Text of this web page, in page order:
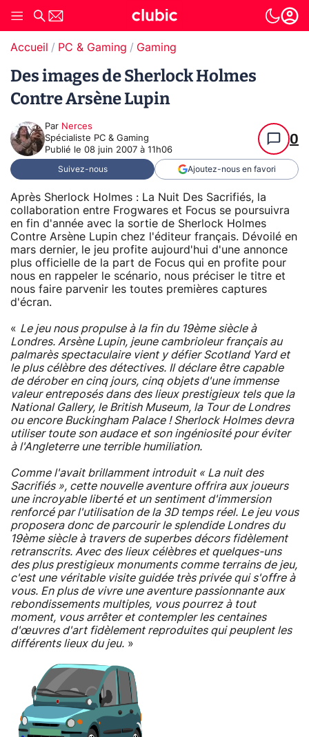
Accueil PC & Gaming Gaming
Des images de Sherlock Holmes
Contre Arsène Lupin
Par Nerces
Spécialiste PC & Gaming
Publié le 08 juin 2007 à 11h06
0
Suivez-nous Ajoutez-nous en favori
Après Sherlock Holmes : La Nuit Des Sacrifiés, la
collaboration entre Frogwares et Focus se poursuivra
en fin d'année avec la sortie de Sherlock Holmes
Contre Arsène Lupin chez l'éditeur français. Dévoilé en
mars dernier, le jeu profite aujourd'hui d'une annonce
plus officielle de la part de Focus qui en profite pour
nous en rappeler le scénario, nous préciser le titre et
nous faire parvenir les toutes premières captures
d'écran.
« Le jeu nous propulse à la fin du 19ème siècle à
Londres. Arsène Lupin, jeune cambrioleur français au
palmarès spectaculaire vient y défier Scotland Yard et
le plus célèbre des détectives. Il déclare être capable
de dérober en cinq jours, cinq objets d'une immense
valeur entreposés dans des lieux prestigieux tels que la
National Gallery, le British Museum, la Tour de Londres
ou encore Buckingham Palace ! Sherlock Holmes devra
utiliser toute son audace et son ingéniosité pour éviter
à l'Angleterre une terrible humiliation.
Comme l'avait brillamment introduit « La nuit des
Sacrifiés », cette nouvelle aventure offrira aux joueurs
une incroyable liberté et un sentiment d'immersion
renforcé par l'utilisation de la 3D temps réel. Le jeu vous
proposera donc de parcourir le splendide Londres du
19ème siècle à travers de superbes décors fidèlement
retranscrits. Avec des lieux célèbres et quelques-uns
des plus prestigieux monuments comme terrains de jeu,
c'est une véritable visite guidée très privée qui s'offre à
vous. En plus de vivre une aventure passionnante aux
rebondissements multiples, vous pourrez à tout
moment, vous arrêter et contempler les centaines
d'œuvres d'art fidèlement reproduites qui peuplent les
différents lieux du jeu. »